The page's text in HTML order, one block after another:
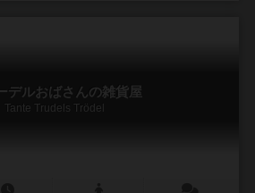
デルおばさんの雑貨屋
Tante Trudels Trödel